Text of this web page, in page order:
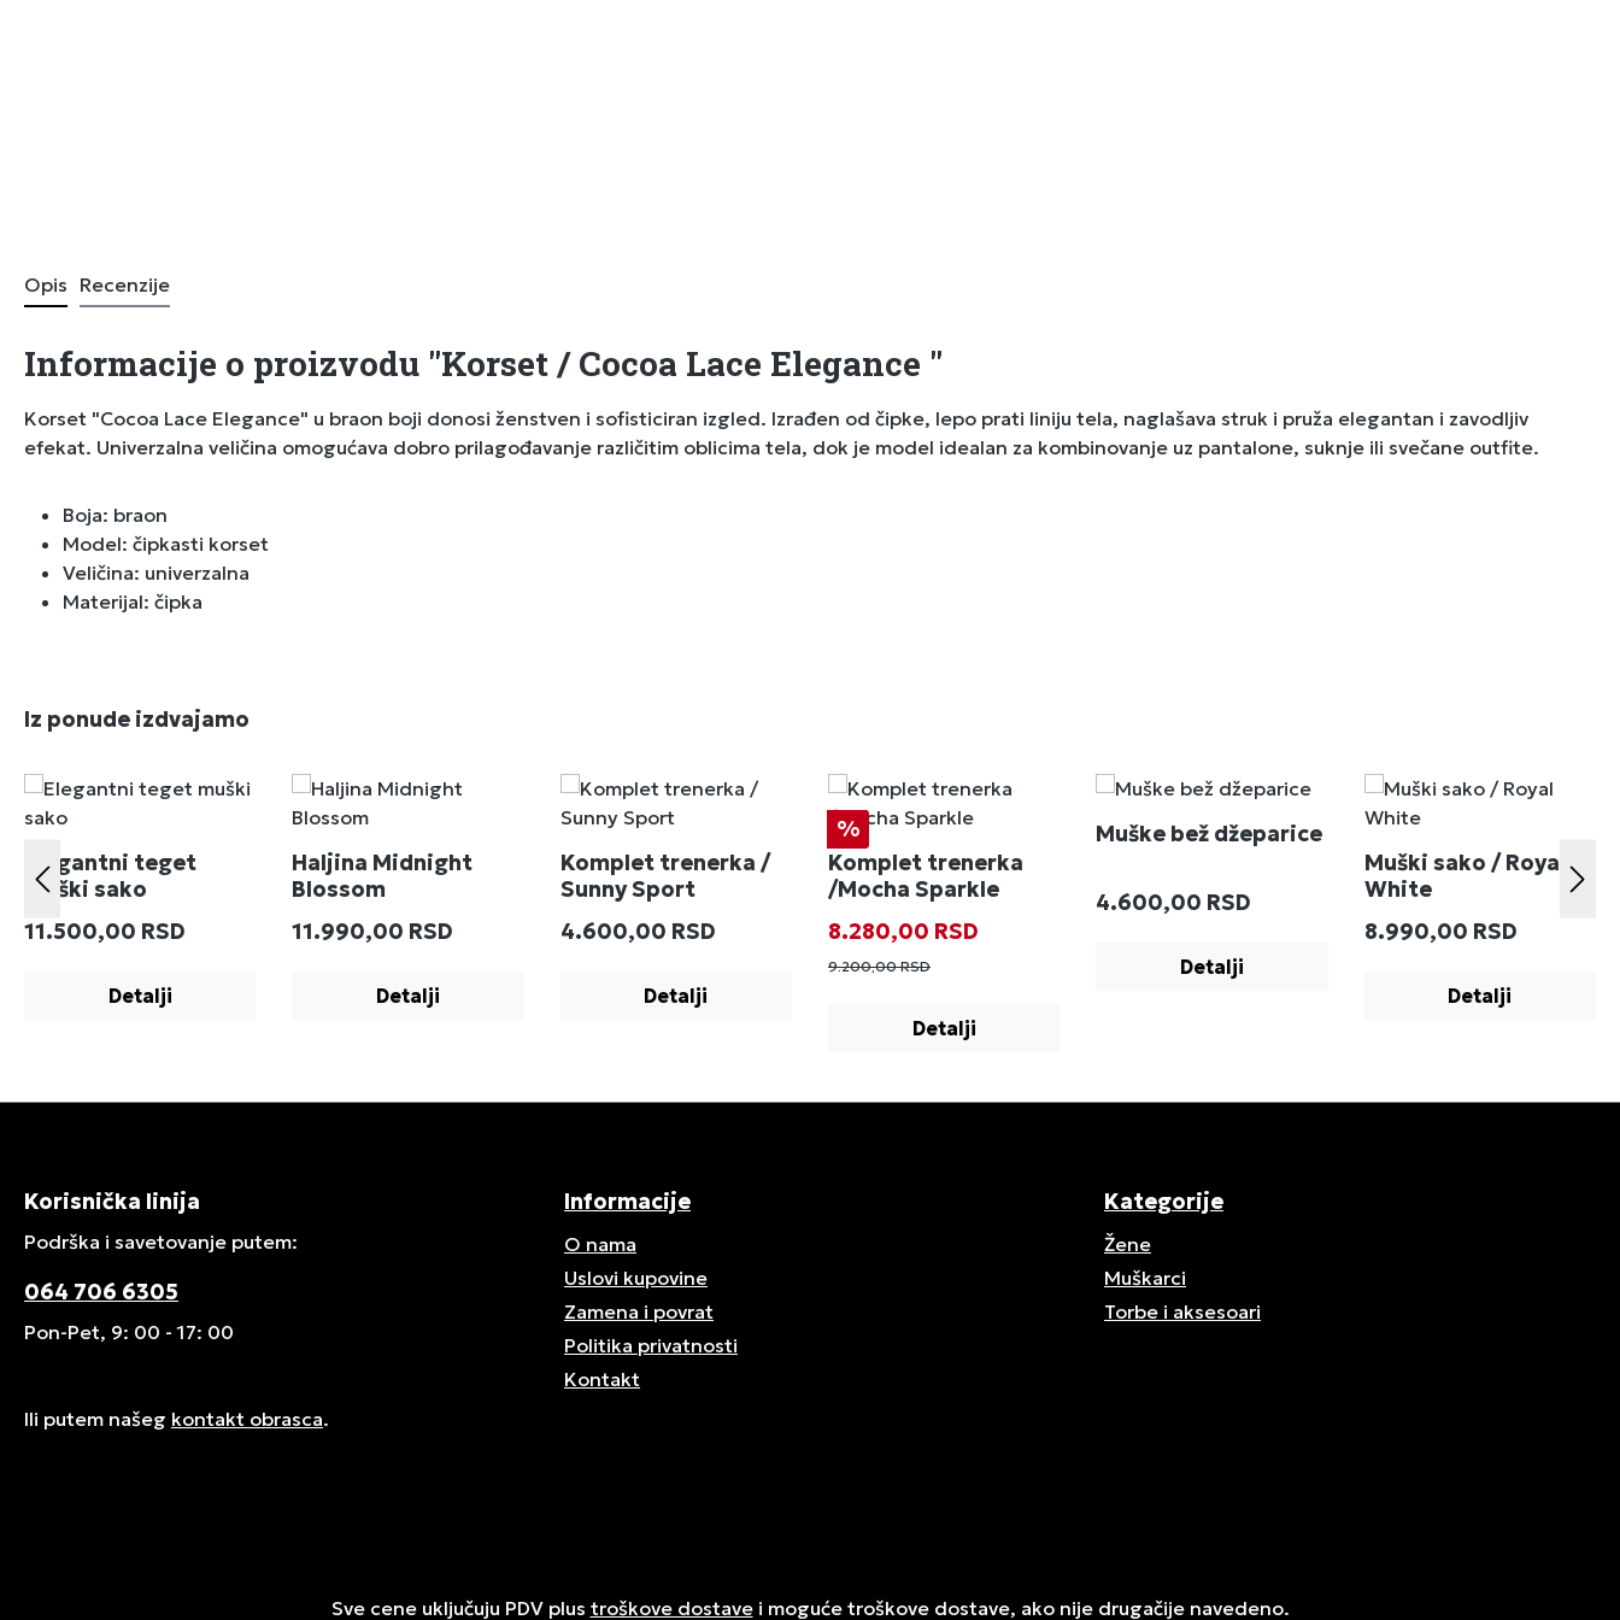
Opis Recenzije
Informacije o proizvodu "Korset / Cocoa Lace Elegance "
Korset "Cocoa Lace Elegance" u braon boji donosi ženstven i sofisticiran izgled. Izrađen od čipke, lepo prati liniju tela, naglašava struk i pruža elegantan i zavodljiv
efekat. Univerzalna veličina omogućava dobro prilagođavanje različitim oblicima tela, dok je model idealan za kombinovanje uz pantalone, suknje ili svečane outfite.
Boja: braon
Model: čipkasti korset
Veličina: univerzalna
Materijal: čipka
Preskoči galeriju proizvoda
Iz ponude izdvajamo
Elegantni teget
muški sako
Redovna cena:
11.500,00 RSD
Detalji
Haljina Midnight
Blossom
Redovna cena:
11.990,00 RSD
Detalji
Komplet trenerka /
Sunny Sport
Redovna cena:
4.600,00 RSD
Detalji
Popust
%
Komplet trenerka
/Mocha Sparkle
Prodajna cena:
8.280,00 RSD
9.200,00 RSD
Detalji
Muške bež džeparice
Redovna cena:
4.600,00 RSD
Detalji
Muški sako / Royal
White
Redovna cena:
8.990,00 RSD
Detalji
Korisnička linija
Podrška i savetovanje putem:
064 706 6305
Pon-Pet, 9: 00 - 17: 00
Ili putem našeg kontakt obrasca.
Informacije
O nama
Uslovi kupovine
Zamena i povrat
Politika privatnosti
Kontakt
Kategorije
Žene
Muškarci
Torbe i aksesoari
Sve cene uključuju PDV plus troškove dostavei moguće troškove dostave, ako nije drugačije navedeno.